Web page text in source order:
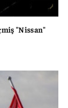
"Nissan"